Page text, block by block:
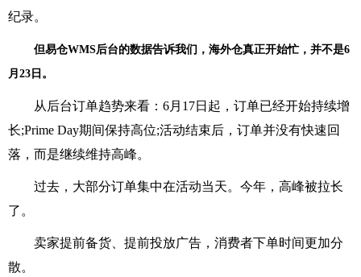
纪录。
但易仓WMS后台的数据告诉我们，海外仓真正开始忙，并不是6
月23日。
从后台订单趋势来看：6月17日起，订单已经开始持续增
长;Prime Day期间保持高位;活动结束后，订单并没有快速回
落，而是继续维持高峰。
过去，大部分订单集中在活动当天。今年，高峰被拉长
了。
卖家提前备货、提前投放广告，消费者下单时间更加分
散。